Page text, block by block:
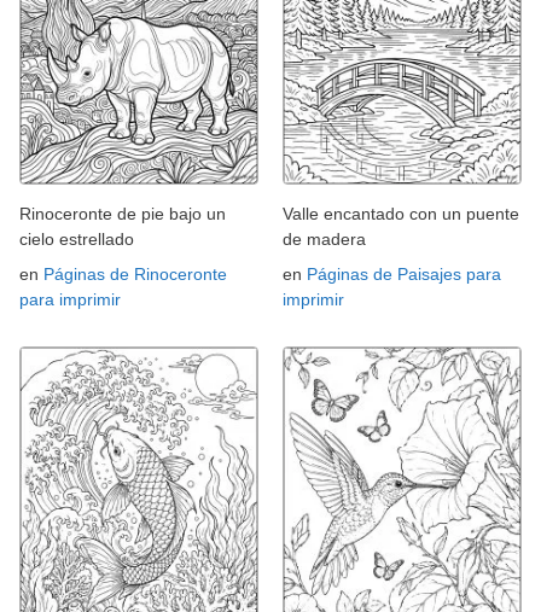
Rinoceronte de pie bajo un
cielo estrellado
en Páginas de Rinoceronte
para imprimir
Valle encantado con un puente
de madera
en Páginas de Paisajes para
imprimir